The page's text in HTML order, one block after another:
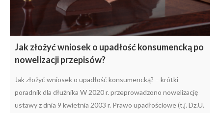
Jak złożyć wniosek o upadłość konsumencką po
nowelizacji przepisów?
Jak złożyć wniosek o upadłość konsumencką? – krótki
poradnik dla dłużnika W 2020 r. przeprowadzono nowelizację
ustawy z dnia 9 kwietnia 2003 r. Prawo upadłościowe (t.j. Dz.U.